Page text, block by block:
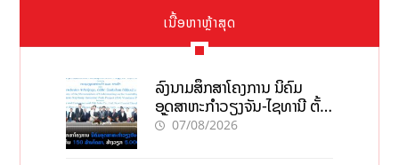
ເນື້ອຫາຫຼ້າສຸດ
ລົງນາມສຶກສາໂຄງການ ນິຄົມ
ອຸດສາຫະກຳວຽງຈັນ-ໄຊທານີ ຕັ້ງ
ເປົ້າດຶງທຶນ 150 ລ້ານໂດລາ, ສ້າງ
07/08/2026